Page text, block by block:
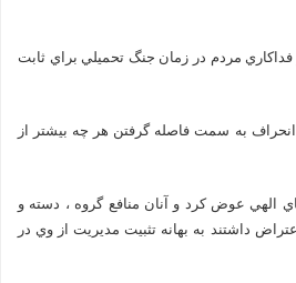
مردم در زمان جنگ تحميلي براي ثابت
به سمت فاصله گرفتن هر چه بيشتر از
الهي عوض کرد و آنان منافع گروه ، دسته و
داشتند به بهانه تثبيت مديريت از وي در